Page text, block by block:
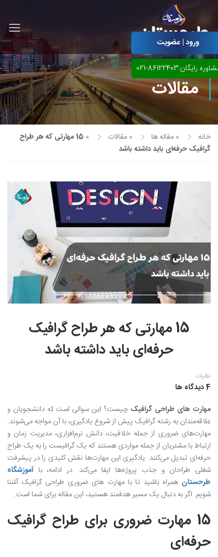
آموزش مجازی طراحی لباس
آموزش مجازی گرافیک
آموزش مجازی طراحی داخلی
نقاشی پاستل
نقاشی رنگ روغن
نقاشی آبرنگ
نقاشی کودک و نوجوان
طراحی سیاه قلم
نقاشی مینیاتور(نگارگری)
نقاشی تذهیب و گل و مرغ
خوشنویسی نستعلیق
خوشنویسی با خودکار
خط نقاشی
ورود | عضویت
رایگان:86122403-021
مقالات
خانه » مقاله ها » مقالات »
15 مهارتی که هر طراح
گرافیک حرفه‌ای باید داشته باشد
15 مهارتی که هر طراح گرافیک
حرفه‌ای باید داشته باشد
نظرات
4 دیدگاه ها
مهارت‌ های طراحی گرافیک چیست؟ این سوالی است که دانشجویان و
علاقه‌مندان به رشته گرافیک پیش از شروع یادگیری، با آن مواجه می‌شوند.
مهارت‌های ضروری از جمله خلاقیت، دانش نرم‌افزار‌ی، مدیریت زمان و
ارتباط با مشتریان از جمله مواردی هستند که یک گرافیست را به یک طراح
حرفه‌ای تبدیل می‌کنند. یادگیری این مهارت‌ها نقش کلیدی را در پیشرفت
شغلی طراحان و جذب پروژه‌ها ایفا می‌کند. در ادامه، با آموزشگاه
طرحستان همراه باشید تا با مهارت‌ های ضروری طراحی گرافیک آشنا
شویم. اگر به دنبال یک مسیر هدفمند هستید، این مقاله برای شما است.
15 مهارت ضروری برای طراح گرافیک
حرفه‌ای